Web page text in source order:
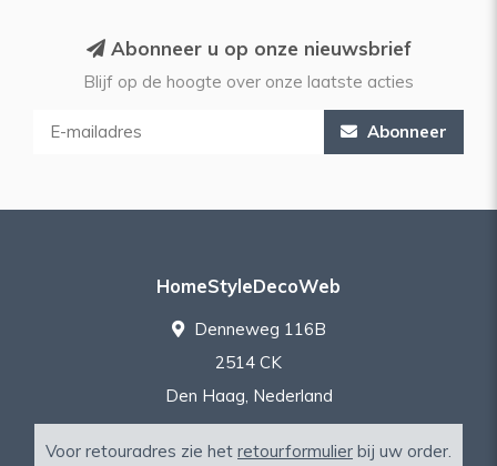
Abonneer u op onze nieuwsbrief
Blijf op de hoogte over onze laatste acties
Abonneer
HomeStyleDecoWeb
Denneweg 116B
2514 CK
Den Haag, Nederland
Voor retouradres zie het retourformulier bij uw order.